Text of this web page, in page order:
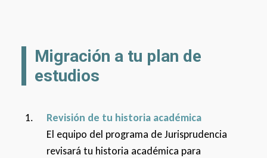
Migración a tu plan de
estudios
Revisión de tu historia académica
El equipo del programa de Jurisprudencia
revisará tu historia académica para